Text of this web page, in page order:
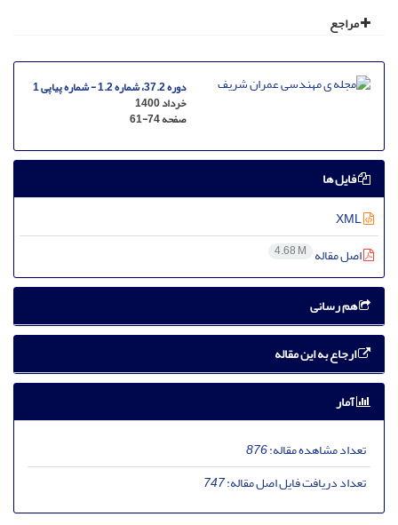
مراجع
دوره 37.2، شماره 1.2 - شماره پیاپی 1
خرداد 1400
صفحه61-74
فایل ها
اصل مقاله 4.68 M
هم رسانی
ارجاع به این مقاله
آمار
تعداد مشاهده مقاله:876
تعداد دریافت فایل اصل مقاله:747